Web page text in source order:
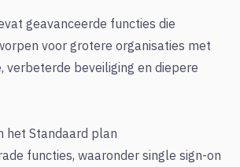
geavanceerde functies die
voor grotere organisaties met
verbeterde beveiliging en diepere
het Standaard plan
functies, waaronder single sign-on